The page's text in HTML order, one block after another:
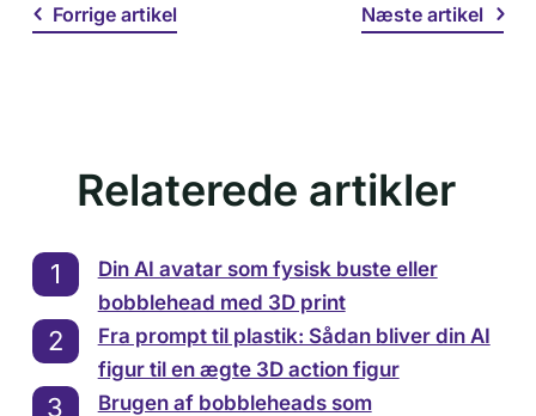
Forrige artikel Næste artikel
Relaterede artikler
Din AI avatar som fysisk buste eller
bobblehead med 3D print
Fra prompt til plastik: Sådan bliver din AI
figur til en ægte 3D action figur
Brugen af bobbleheads som